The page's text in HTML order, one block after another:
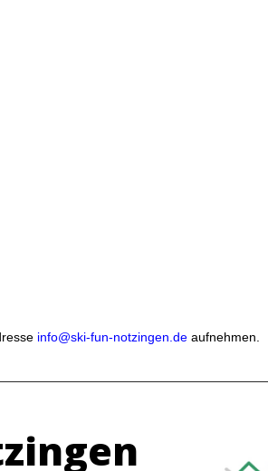
info@ski-fun-notzingen.de aufnehmen.